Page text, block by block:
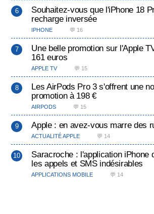
Souhaitez-vous que l'iPhone 18
recharge inversée
IPHONE 💬 16
Une belle promotion sur l'Apple
161 euros
APPLE TV 💬 15
Les AirPods Pro 3 s'offrent une
promotion à 198 €
AIRPODS 💬 15
Apple : en avez-vous marre des
ACTUALITÉ APPLE 💬 14
Saracroche : l'application iPhone
les appels et SMS indésirables
APPLICATIONS MOBILE 💬 14